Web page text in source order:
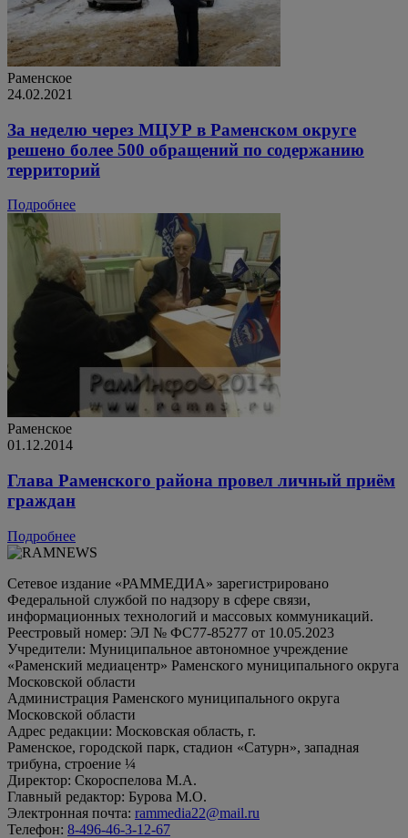
Раменское
24.02.2021
За неделю через МЦУР в Раменском округе
решено более 500 обращений по содержанию
территорий
Подробнее
Раменское
01.12.2014
Глава Раменского района провел личный приём
граждан
Подробнее
Сетевое издание «РАММЕДИА» зарегистрировано
Федеральной службой по надзору в сфере связи,
информационных технологий и массовых коммуникаций.
Реестровый номер: ЭЛ № ФС77-85277 от 10.05.2023
Учредители: Муниципальное автономное учреждение
«Раменский медиацентр» Раменского муниципального округа
Московской области
Администрация Раменского муниципального округа
Московской области
Адрес редакции: Московская область, г.
Раменское, городской парк, стадион «Сатурн», западная
трибуна, строение ¼
Директор: Скороспелова М.А.
Главный редактор: Бурова М.О.
Электронная почта: rammedia22@mail.ru
Телефон: 8-496-46-3-12-67